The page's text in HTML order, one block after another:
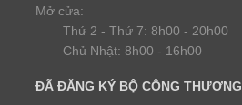
Mở cửa:
Thứ 2 - Thứ 7: 8h00 - 20h00
Chủ Nhật: 8h00 - 16h00
ĐÃ ĐĂNG KÝ BỘ CÔNG THƯƠNG